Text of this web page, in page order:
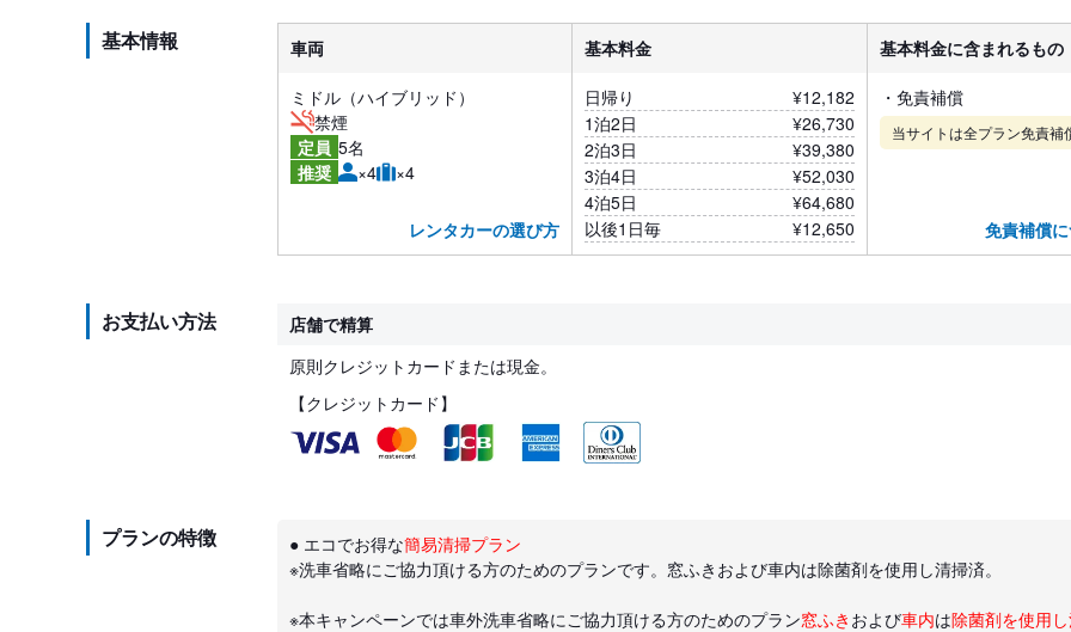
基本情報 車両
ミドル（ハイブリッド）
禁煙
定員 5名
推奨
×4 ×4
レンタカーの選び方
基本料金
日帰り
¥12,182
1泊2日
¥26,730
2泊3日
¥39,380
3泊4日
¥52,030
4泊5日
¥64,680
以後1日毎
¥12,650
基本料金に含まれるもの
・免責補償
当サイトは全プラン免責補
免責補償
お支払い方法
店舗で精算
原則クレジットカードまたは現金。
【クレジットカード】
プランの特徴 ● エコでお得な簡易清掃プラン
※洗車省略にご協力頂ける方のためのプランです。窓ふきおよび車内は除菌剤を使用し清掃済。
※本キャンペーンでは車外洗車省略にご協力頂ける方のためのプラン窓ふき および車内は除菌剤を使用